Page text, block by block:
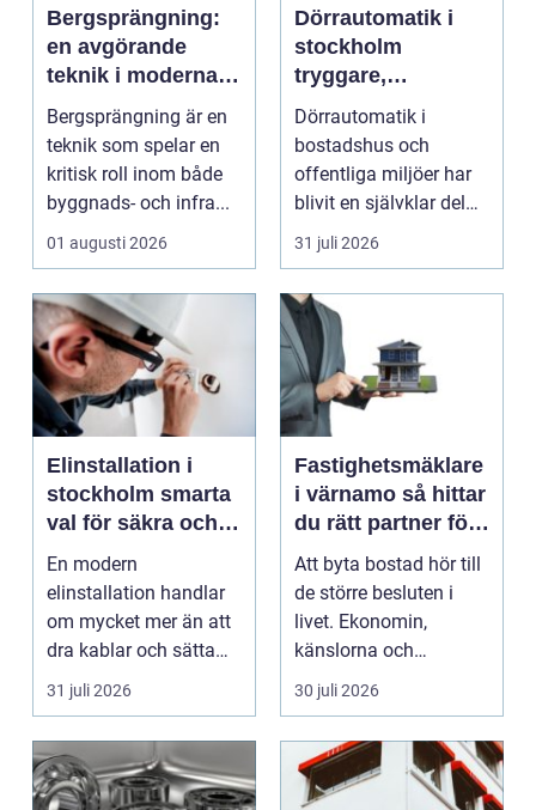
Bergsprängning:
en avgörande
teknik i moderna
byggprojekt
Bergsprängning är en
teknik som spelar en
kritisk roll inom både
byggnads- och infra...
01 augusti 2026
Dörrautomatik i
stockholm
tryggare,
smidigare och mer
tillgängliga entréer
Dörrautomatik i
bostadshus och
offentliga miljöer har
blivit en självklar del
av en modern
fastighet...
31 juli 2026
Elinstallation i
stockholm smarta
val för säkra och
energieffektiva
fastigheter
En modern
elinstallation handlar
om mycket mer än att
dra kablar och sätta
upp uttag. I
Stockholms s...
31 juli 2026
Fastighetsmäklare
i värnamo så hittar
du rätt partner för
din bostadsaffär
Att byta bostad hör till
de större besluten i
livet. Ekonomin,
känslorna och
vardagen vävs ihop i
en...
30 juli 2026